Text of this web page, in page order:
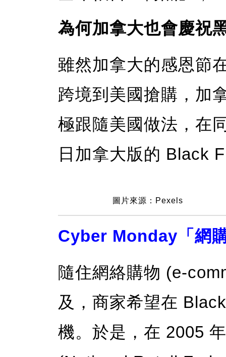
為何加拿大也會慶祝
雖然加拿大的感恩節
跨境到美國搶購，加
極跟隨美國做法，在
日加拿大版的 Black
圖片來源：Pexels
Cyber Monday「網
隨住網絡購物 (e-
及，商家希望在
機。於是，在 2005